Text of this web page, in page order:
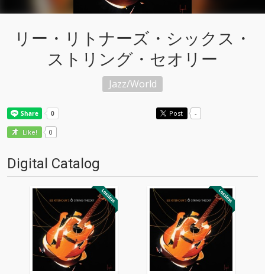
リー・リトナーズ・シックス・
ストリング・セオリー
Jazz/World
Post -
Like! 0
Digital Catalog